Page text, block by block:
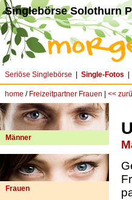
Singlebörse Solothurn
Seriöse Singlebörse Single-Fotos
home / Freizeitpartner Frauen <<
Männer
Frauen